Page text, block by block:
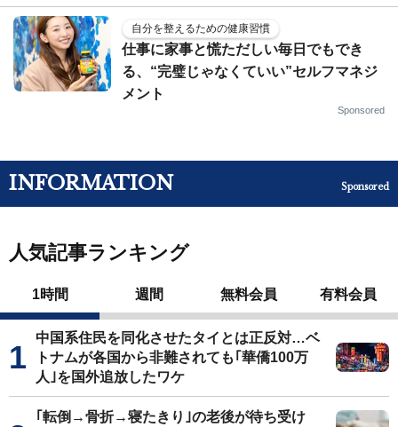
自分を整えるための健康習慣
仕事に家事と慌ただしい毎日でもでき
る、“完璧じゃなくていい”セルフマネジ
メント
Sponsored
INFORMATION Sponsored
人気記事ランキング
1時間 週間 無料会員 有料会員
中国系住民を同化させたタイとは正反対…ベ
トナムが各国から非難されても｢華僑100万
人｣を国外追放したワケ
｢転倒→骨折→寝たきり｣の老後が待ち受け